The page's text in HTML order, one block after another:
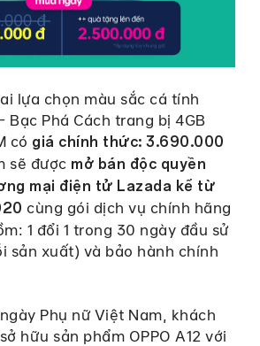
lựa chọn màu sắc cá tính
Bạc Phá Cách trang bị 4GB
có giá chính thức: 3.690.000
sẽ được mở bán độc quyền
mại điện tử Lazada kể từ
cùng gói dịch vụ chính hãng
1 đổi 1 trong 30 ngày đầu sử
sản xuất) và bảo hành chính
Phụ nữ Việt Nam, khách
hữu sản phẩm OPPO A12 với